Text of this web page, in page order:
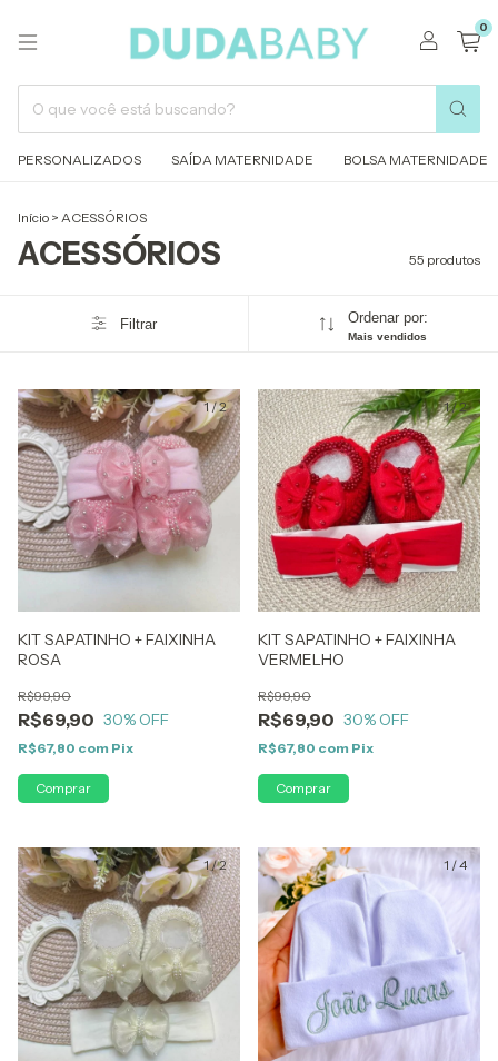
0
PERSONALIZADOS SAÍDA MATERNIDADE BOLSA MATERNIDADE
Início > ACESSÓRIOS
ACESSÓRIOS 55 produtos
Filtrar Ordenar por:
Mais vendidos
1/2
KIT SAPATINHO + FAIXINHA
ROSA
R$69,90
R$99,90
30% OFF
R$67,80 com Pix
1/2
KIT SAPATINHO + FAIXINHA
VERMELHO
R$69,90
R$99,90
30% OFF
R$67,80 com Pix
1/2 1 /4